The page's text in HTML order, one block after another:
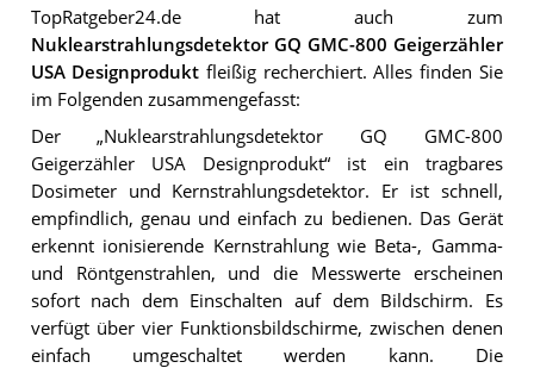
TopRatgeber24.de hat auch zum
Nuklearstrahlungsdetektor GQ GMC-800 Geigerzähler
USA Designprodukt fleißig recherchiert. Alles finden Sie
im Folgenden zusammengefasst:
Der „Nuklearstrahlungsdetektor GQ GMC-800
Geigerzähler USA Designprodukt“ ist ein tragbares
Dosimeter und Kernstrahlungsdetektor. Er ist schnell,
empfindlich, genau und einfach zu bedienen. Das Gerät
erkennt ionisierende Kernstrahlung wie Beta-, Gamma-
und Röntgenstrahlen, und die Messwerte erscheinen
sofort nach dem Einschalten auf dem Bildschirm. Es
verfügt über vier Funktionsbildschirme, zwischen denen
einfach umgeschaltet werden kann. Die